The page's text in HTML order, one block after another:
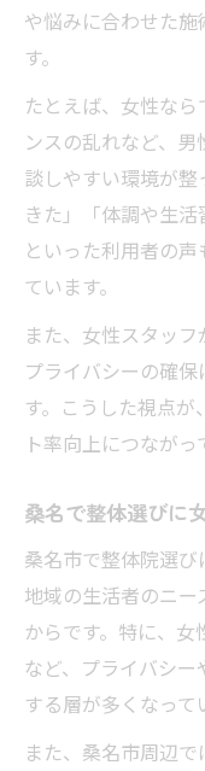
や悩みに合わせた
す。
たとえば、女性な
ンスの乱れなど、
談しやすい環境が
きた」「体調や生活
といった利用者の
ています。
また、女性スタッ
プライバシーの確
す。こうした視点
ト率向上につながっ
桑名で整体選びに
桑名市で整体院選び
地域の生活者のニ
からです。特に、
など、プライバシ
する層が多くなって
また、桑名市周辺